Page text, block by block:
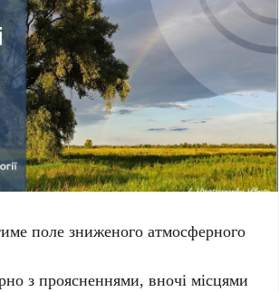
поле зниженого атмосферного
з проясненнями, вночі місцями